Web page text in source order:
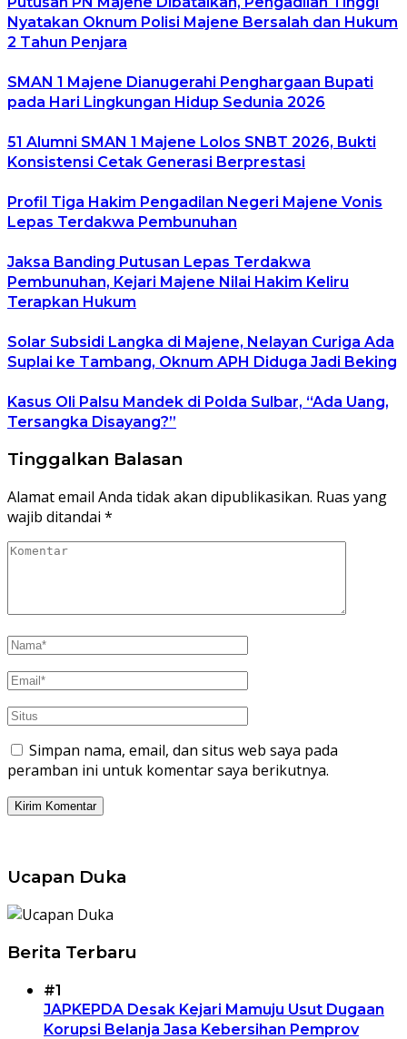
Nyatakan Oknum Polisi Majene Bersalah dan Hukum
2 Tahun Penjara
SMAN 1 Majene Dianugerahi Penghargaan Bupati
pada Hari Lingkungan Hidup Sedunia 2026
51 Alumni SMAN 1 Majene Lolos SNBT 2026, Bukti
Konsistensi Cetak Generasi Berprestasi
Profil Tiga Hakim Pengadilan Negeri Majene Vonis
Lepas Terdakwa Pembunuhan
Jaksa Banding Putusan Lepas Terdakwa
Pembunuhan, Kejari Majene Nilai Hakim Keliru
Terapkan Hukum
Solar Subsidi Langka di Majene, Nelayan Curiga Ada
Suplai ke Tambang, Oknum APH Diduga Jadi Beking
Kasus Oli Palsu Mandek di Polda Sulbar, “Ada Uang,
Tersangka Disayang?”
Tinggalkan Balasan
Alamat email Anda tidak akan dipublikasikan. Ruas yang
wajib ditandai *
Simpan nama, email, dan situs web saya pada
peramban ini untuk komentar saya berikutnya.
Ucapan Duka
Berita Terbaru
#1
JAPKEPDA Desak Kejari Mamuju Usut Dugaan
Korupsi Belanja Jasa Kebersihan Pemprov